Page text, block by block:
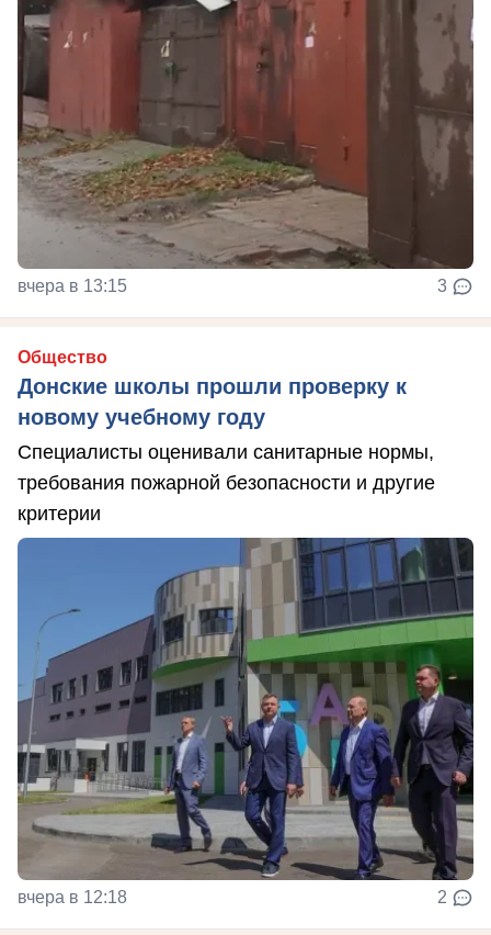
вчера в 13:15 3
Общество
Донские школы прошли проверку к
новому учебному году
Специалисты оценивали санитарные нормы,
требования пожарной безопасности и другие
критерии
вчера в 12:18 2